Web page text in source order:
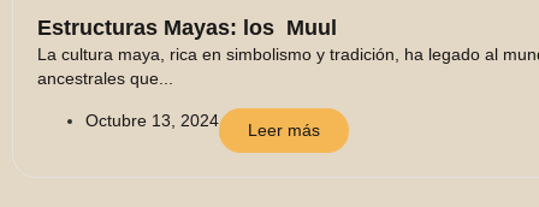
Estructuras Mayas: los Muul
La cultura maya, rica en simbolismo y tradición, ha legado al
ancestrales que...
Octubre 13, 2024 Leer más